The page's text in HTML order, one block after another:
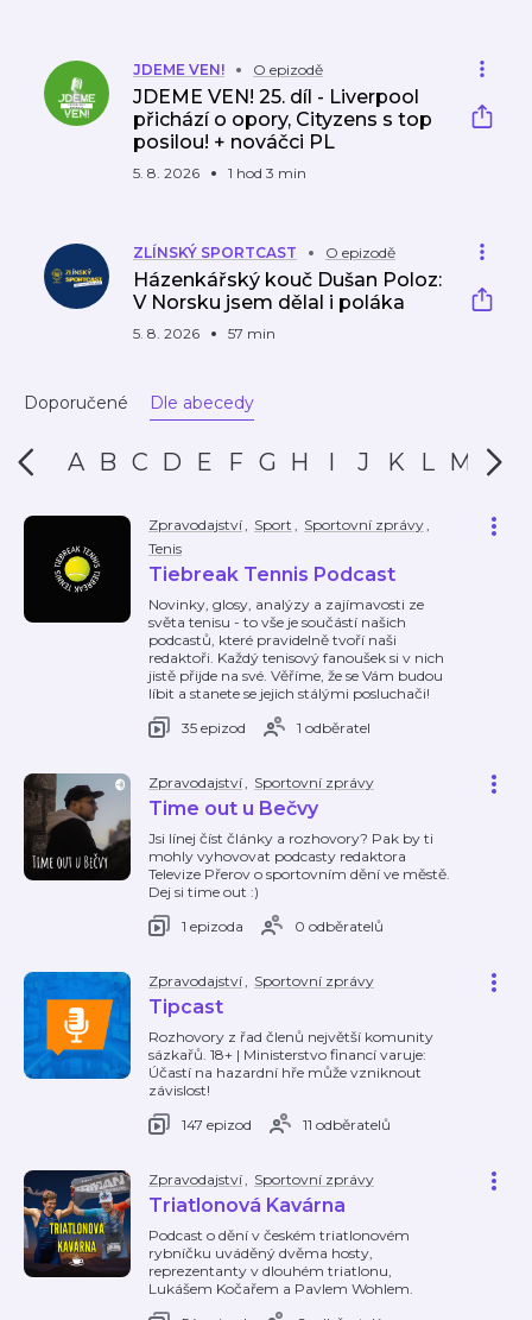
JDEME VEN! O epizodě
JDEME VEN! 25. díl - Liverpool
přichází o opory, Cityzens s top
posilou! + nováčci PL
5. 8. 2026 1 hod 3 min
ZLÍNSKÝ SPORTCAST O epizodě
Házenkářský kouč Dušan Poloz:
V Norsku jsem dělal i poláka
5. 8. 2026 57 min
Doporučené Dle abecedy
A B C D E F G H I J K L M N
Zpravodajství, Sport , Sportovní zprávy,
Tenis
Tiebreak Tennis Podcast
Novinky, glosy, analýzy a zajímavosti ze
světa tenisu - to vše je součástí našich
podcastů, které pravidelně tvoří naši
redaktoři. Každý tenisový fanoušek si v nich
jistě přijde na své. Věříme, že se Vám budou
líbit a stanete se jejich stálými posluchači!
35 epizod
1 odběratel
Zpravodajství, Sportovní zprávy
Time out u Bečvy
Jsi línej číst články a rozhovory? Pak by ti
mohly vyhovovat podcasty redaktora
Televize Přerov o sportovním dění ve městě.
Dej si time out :)
1 epizoda
0 odběratelů
Zpravodajství, Sportovní zprávy
Tipcast
Rozhovory z řad členů největší komunity
sázkařů. 18+ | Ministerstvo financí varuje:
Účastí na hazardní hře může vzniknout
závislost!
147 epizod
11 odběratelů
Zpravodajství, Sportovní zprávy
Triatlonová Kavárna
Podcast o dění v českém triatlonovém
rybníčku uváděný dvěma hosty,
reprezentanty v dlouhém triatlonu,
Lukášem Kočařem a Pavlem Wohlem.